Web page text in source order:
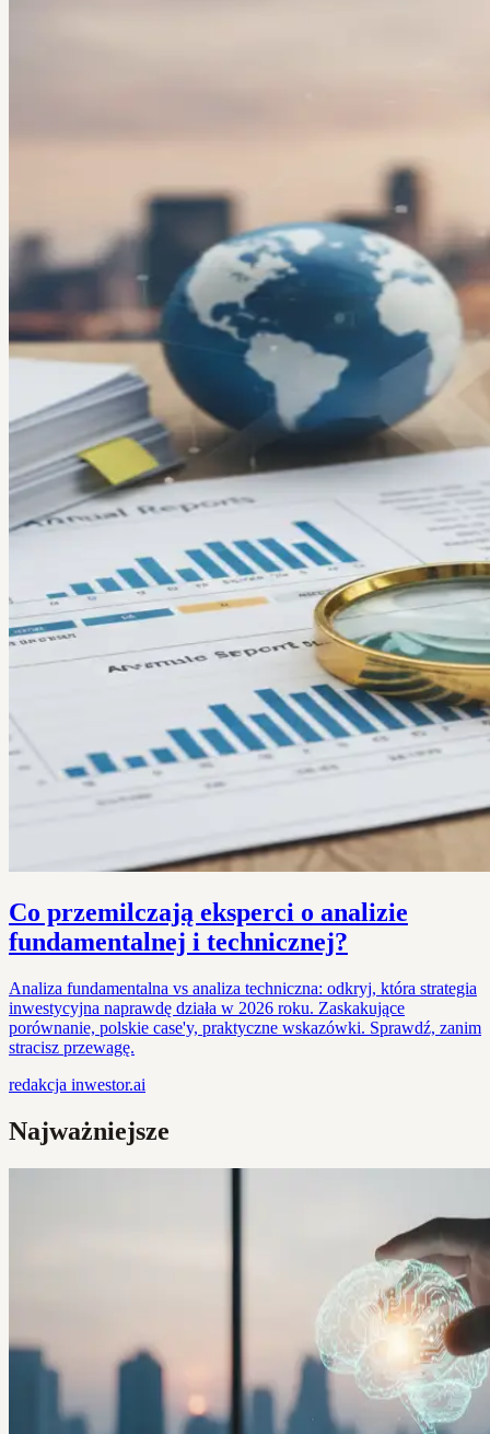
Co przemilczają eksperci o analizie
fundamentalnej i technicznej?
Analiza fundamentalna vs analiza techniczna: odkryj, która strategia
inwestycyjna naprawdę działa w 2026 roku. Zaskakujące
porównanie, polskie case'y, praktyczne wskazówki. Sprawdź, zanim
stracisz przewagę.
redakcja inwestor.ai
Najważniejsze